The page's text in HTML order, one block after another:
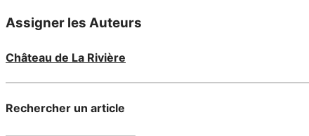
Assigner les Auteurs
Château de La Rivière
Rechercher un article